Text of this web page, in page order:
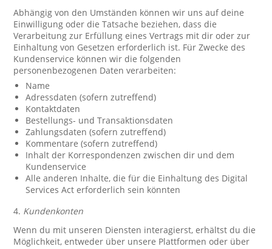
Abhängig von den Umständen können wir uns auf deine
Einwilligung oder die Tatsache beziehen, dass die
Verarbeitung zur Erfüllung eines Vertrags mit dir oder zur
Einhaltung von Gesetzen erforderlich ist. Für Zwecke des
Kundenservice können wir die folgenden
personenbezogenen Daten verarbeiten:
Name
Adressdaten (sofern zutreffend)
Kontaktdaten
Bestellungs- und Transaktionsdaten
Zahlungsdaten (sofern zutreffend)
Kommentare (sofern zutreffend)
Inhalt der Korrespondenzen zwischen dir und dem
Kundenservice
Alle anderen Inhalte, die für die Einhaltung des Digital
Services Act erforderlich sein könnten
4. Kundenkonten
Wenn du mit unseren Diensten interagierst, erhältst du die
Möglichkeit, entweder über unsere Plattformen oder über